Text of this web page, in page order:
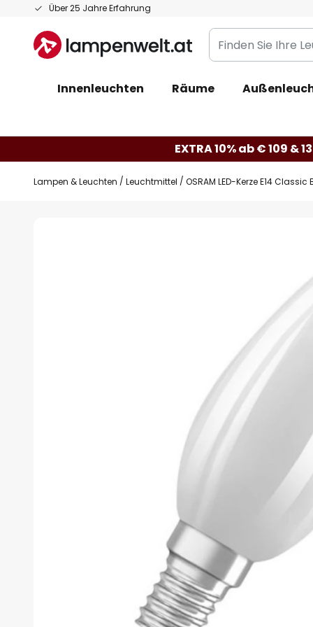
Über 25 Jahre Erfahrung
Zum
springen
Finden
Sie
Leuchte...
Innenleuchten Räume
EXTRA 10% ab € 109 &
Lampen & Leuchten Leuchtmittel OSRAM LED-Kerze E14